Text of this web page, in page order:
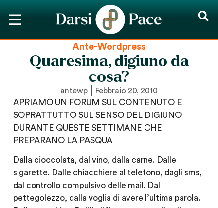
Ante-Wordpress
Quaresima, digiuno da
cosa?
antewp Febbraio 20, 2010
APRIAMO UN FORUM SUL CONTENUTO E
SOPRATTUTTO SUL SENSO DEL DIGIUNO
DURANTE QUESTE SETTIMANE CHE
PREPARANO LA PASQUA
Dalla cioccolata, dal vino, dalla carne. Dalle
sigarette. Dalle chiacchiere al telefono, dagli sms,
dal controllo compulsivo delle mail. Dal
pettegolezzo, dalla voglia di avere l’ultima parola.